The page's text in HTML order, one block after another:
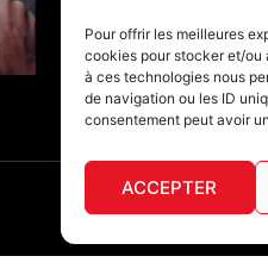
Pour offrir les meilleures
cookies pour stocker et/ou
à ces technologies nous
de navigation ou les ID
consentement peut avoir
ACCEPTER